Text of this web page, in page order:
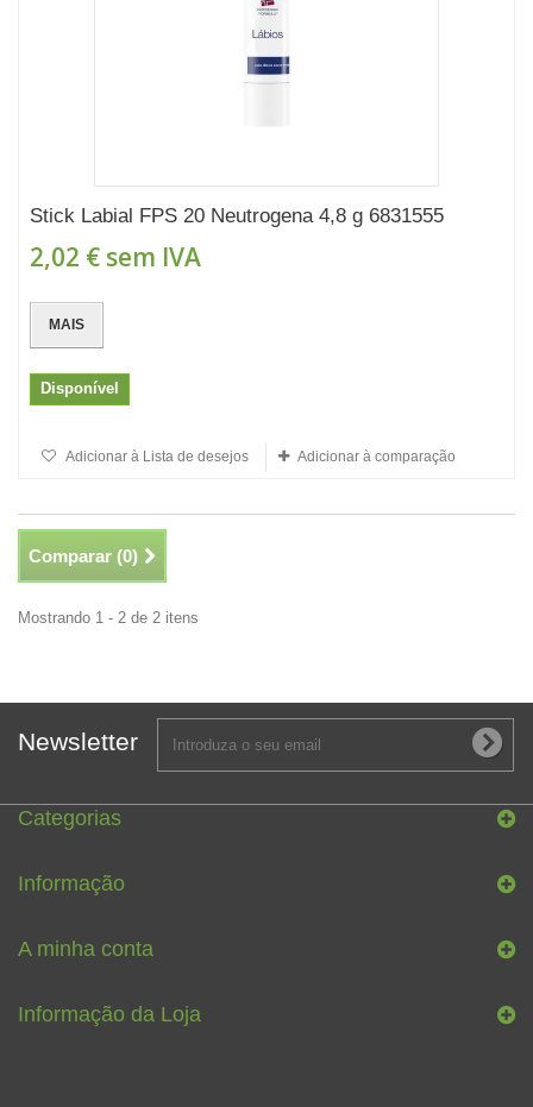
Stick Labial FPS 20 Neutrogena 4,8 g 6831555
2,02 € sem IVA
MAIS
Disponível
Adicionar à Lista de desejos Adicionar à comparação
Comparar (0)
Mostrando 1 - 2 de 2 itens
Newsletter
Categorias
Informação
A minha conta
Informação da Loja